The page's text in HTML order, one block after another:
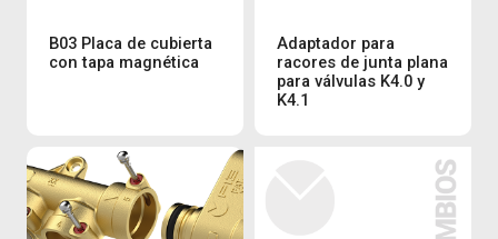
B03 Placa de cubierta
con tapa magnética
Adaptador para
racores de junta plana
para válvulas K4.0 y
K4.1